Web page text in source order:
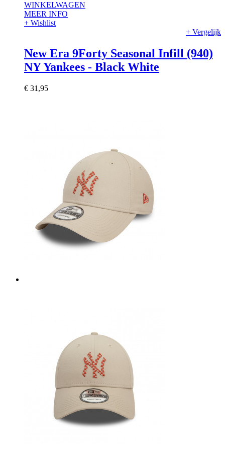
WINKELWAGEN
MEER INFO
+ Wishlist
+ Vergelijk
New Era 9Forty Seasonal Infill (940)
NY Yankees - Black White
€ 31,95